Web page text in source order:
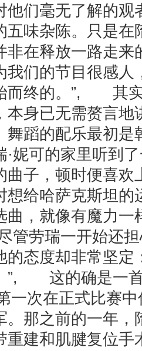
他们毫无了解的观
五味杂陈。只是在
非在释放一路走来
我们的节目很感
而终的。”, 其
本身已无需赘言地
舞蹈的配乐最初是
·妮可的家里听到
曲子，顿时便喜
想给哈萨克斯坦的
曲，就像有魔力一
管劳瑞一开始还
的态度却非常坚定
”, 这的确是一
一次在正式比赛
。那之前的一年，
重建和肌腱复位手